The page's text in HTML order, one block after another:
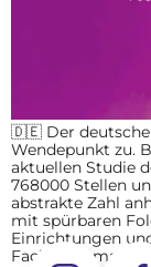
🇩🇪 Der deutsche
Wendepunkt zu.
aktuellen Studie
768000 Stellen
abstrakte Zahl
mit spürbaren
Einrichtungen